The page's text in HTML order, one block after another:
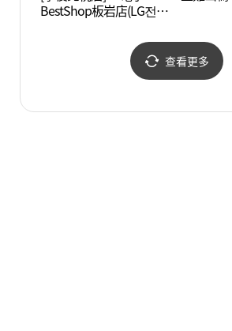
BestShop板岩店(LG전자
查看更多